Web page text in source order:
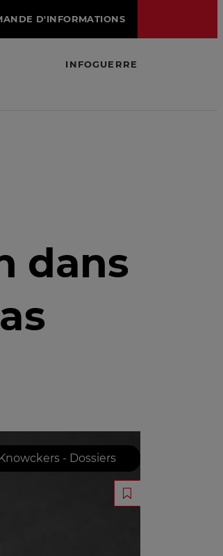
D'INFORMATIONS
INFOGUERRE
dans
Knowckers - Dossiers